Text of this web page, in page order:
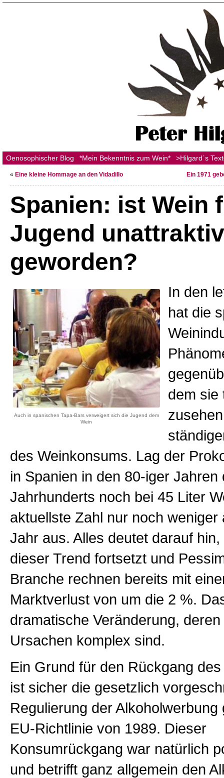
Oenosophischer Blog *Mein Bekenntnis zum Wein* >Hilgard´s
« Eine kleine Hommage an den Vidadillo Ein 1971
Spanien: ist Wein
Jugend unattraktiv
geworden?
Auch in spanischen Tapa-Bars verweigert sich die Jugend dem
Wein
In den
hat die
dem sie
des Weinkonsums. Lag der
in Spanien in den 80-iger Jahren
Jahrhunderts noch bei 45 Liter
aktuellste Zahl nur noch weniger
Jahr aus. Alles deutet darauf
dieser Trend fortsetzt und
Branche rechnen bereits mit
Marktverlust von um die 2 %.
dramatische Veränderung, deren
Ursachen komplex sind.
Ein Grund für den Rückgang
ist sicher die gesetzlich
Regulierung der Alkoholwerbung
EU-Richtlinie von 1989. Dieser
Konsumrückgang war natürlich
und betrifft ganz allgemein den